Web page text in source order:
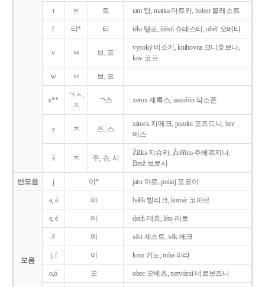
t ㅌ 트 tam 탐, matka 마트카, bolest 볼레스트
t' 티* 티 tělo 텔로, štěstí 슈테스티, obět' 오베티
v ㅂ 브, 프
vysoký 비소키, knihovna 크니호브나,
kov 코프
w ㅂ 브, 프
x**
ㄱㅅ,
ㅈ
ㄱ스 xerox 제록스, saxofón 삭소폰
z ㅈ 즈, 스
zámek 자메크, pozdní 포즈드니, bez
베스
ž ㅈ 주, 슈, 시
Žižka 지슈카, Žvěřina 주베르지나,
Brož 브로시
반모음 j 이* jaro 야로, pokoj 포코이
모음
a, á 아 balík 발리크, komár 코마르
e, é 에 dech 데흐, léto 레토
ě 예 sěst 셰스트, věk 베크
i, í 이 kino 키노, míra 미라
o,ó 오 obec 오베츠, nervózni 네르보즈니